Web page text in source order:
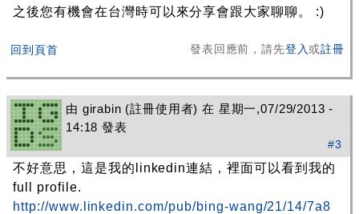
之後您有機會在台灣時可以來分享會跟大家聊聊。 :)
回到頁首 發表回應前，請先登入或註冊
由 girabin (註冊使用者) 在 星期一,07/29/2013 -
14:18 發表
#3
不好意思，這是我的linkedin連結，裡面可以看到我的
full profile.
http://www.linkedin.com/pub/bing-wang/21/14/7a8